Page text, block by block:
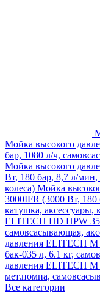
Мойка высокого
бар, 1080 л/ч,
Мойка высокого
Вт, 180 бар, 8,7 л/мин,
колеса) Мойка
3000IFR (3000 Вт,
катушка, аксессуары,
ELITECH HD HPW
самовсасывающая,
давления ELITECH M
бак-035 л, 6.1 кг,
давления ELITECH М
мет.помпа,
Все категории